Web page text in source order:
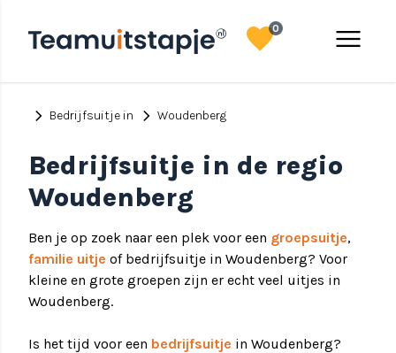
menu
favorite0
chevron_right Bedrijfsuitje in chevron_right Woudenberg
Bedrijfsuitje in de regio
Woudenberg
Ben je op zoek naar een plek voor een groepsuitje,
familie uitje of bedrijfsuitje in Woudenberg? Voor
kleine en grote groepen zijn er echt veel uitjes in
Woudenberg.
Is het tijd voor een bedrijfsuitje in Woudenberg?